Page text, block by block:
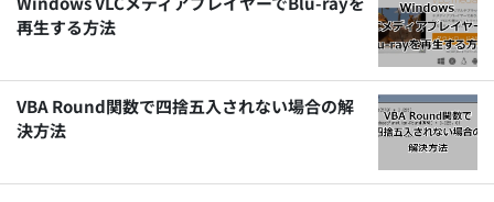
再生する方法
VBA Round関数で四捨五入されない場合の解
決方法